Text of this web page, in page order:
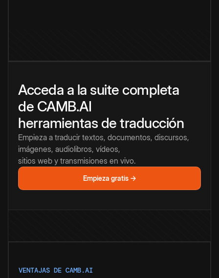
Acceda a la suite completa
de CAMB.AI
herramientas de traducción
Empieza a traducir textos, documentos, discursos,
imágenes, audiolibros, vídeos,
sitios web y transmisiones en vivo.
Empieza gratis →
VENTAJAS DE CAMB.AI